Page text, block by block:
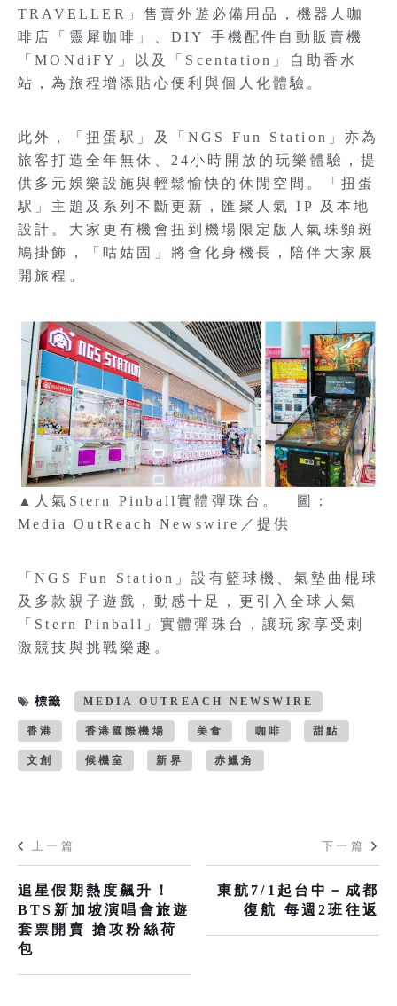
TRAVELLER」售賣外遊必備用品，機器人咖
啡店「靈犀咖啡」、DIY 手機配件自動販賣機
「MONdiFY」以及「Scentation」自助香水
站，為旅程增添貼心便利與個人化體驗。
此外，「扭蛋駅」及「NGS Fun Station」亦為
旅客打造全年無休、24小時開放的玩樂體驗，提
供多元娛樂設施與輕鬆愉快的休閒空間。「扭蛋
駅」主題及系列不斷更新，匯聚人氣 IP 及本地
設計。大家更有機會扭到機場限定版人氣珠頸斑
鳩掛飾，「咕姑固」將會化身機長，陪伴大家展
開旅程。
▲人氣Stern Pinball實體彈珠台。 圖：
Media OutReach Newswire／提供
「NGS Fun Station」設有籃球機、氣墊曲棍球
及多款親子遊戲，動感十足，更引入全球人氣
「Stern Pinball」實體彈珠台，讓玩家享受刺
激競技與挑戰樂趣。
標籤 MEDIA OUTREACH NEWSWIRE
香港 香港國際機場 美食 咖啡 甜點
文創 候機室 新界 赤鱲角
上一篇
追星假期熱度飆升！
BTS新加坡演唱會旅遊
套票開賣 搶攻粉絲荷
包
下一篇
東航7/1起台中－成都
復航 每週2班往返